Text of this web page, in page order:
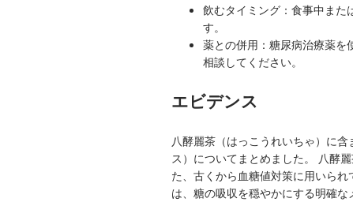
飲むタイミング：食事中また
す。
薬との併用：糖尿病治療薬を
相談してください。
エビデンス
八酵麗茶（はっこうれいちゃ）に
ス）についてまとめました。 八酵
た、古くから血糖値対策に用いら
は、糖の吸収を穏やかにする明確な